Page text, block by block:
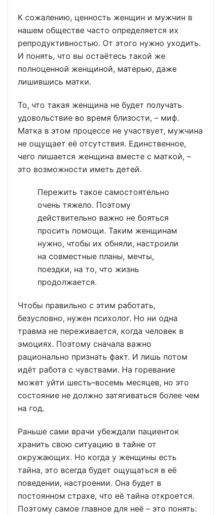
К сожалению, ценность женщин и мужчин в
нашем обществе часто определяется их
репродуктивностью. От этого нужно уходить.
И понять, что вы остаётесь такой же
полноценной женщиной, матерью, даже
лишившись матки.
То, что такая женщина не будет получать
удовольствие во время близости, – миф.
Матка в этом процессе не участвует, мужчина
не ощущает её отсутствия. Единственное,
чего лишается женщина вместе с маткой, –
это возможности иметь детей.
Пережить такое самостоятельно
очень тяжело. Поэтому
действительно важно не бояться
просить помощи. Таким женщинам
нужно, чтобы их обняли, настроили
на совместные планы, мечты,
поездки, на то, что жизнь
продолжается.
Чтобы правильно с этим работать,
безусловно, нужен психолог. Но ни одна
травма не переживается, когда человек в
эмоциях. Поэтому сначала важно
рационально признать факт. И лишь потом
идёт работа с чувствами. На горевание
может уйти шесть–восемь месяцев, но это
состояние не должно затягиваться более чем
на год.
Раньше сами врачи убеждали пациенток
хранить свою ситуацию в тайне от
окружающих. Но когда у женщины есть
тайна, это всегда будет ощущаться в её
поведении, настроении. Она будет в
постоянном страхе, что её тайна откроется.
Поэтому самое главное для неё – это понять: